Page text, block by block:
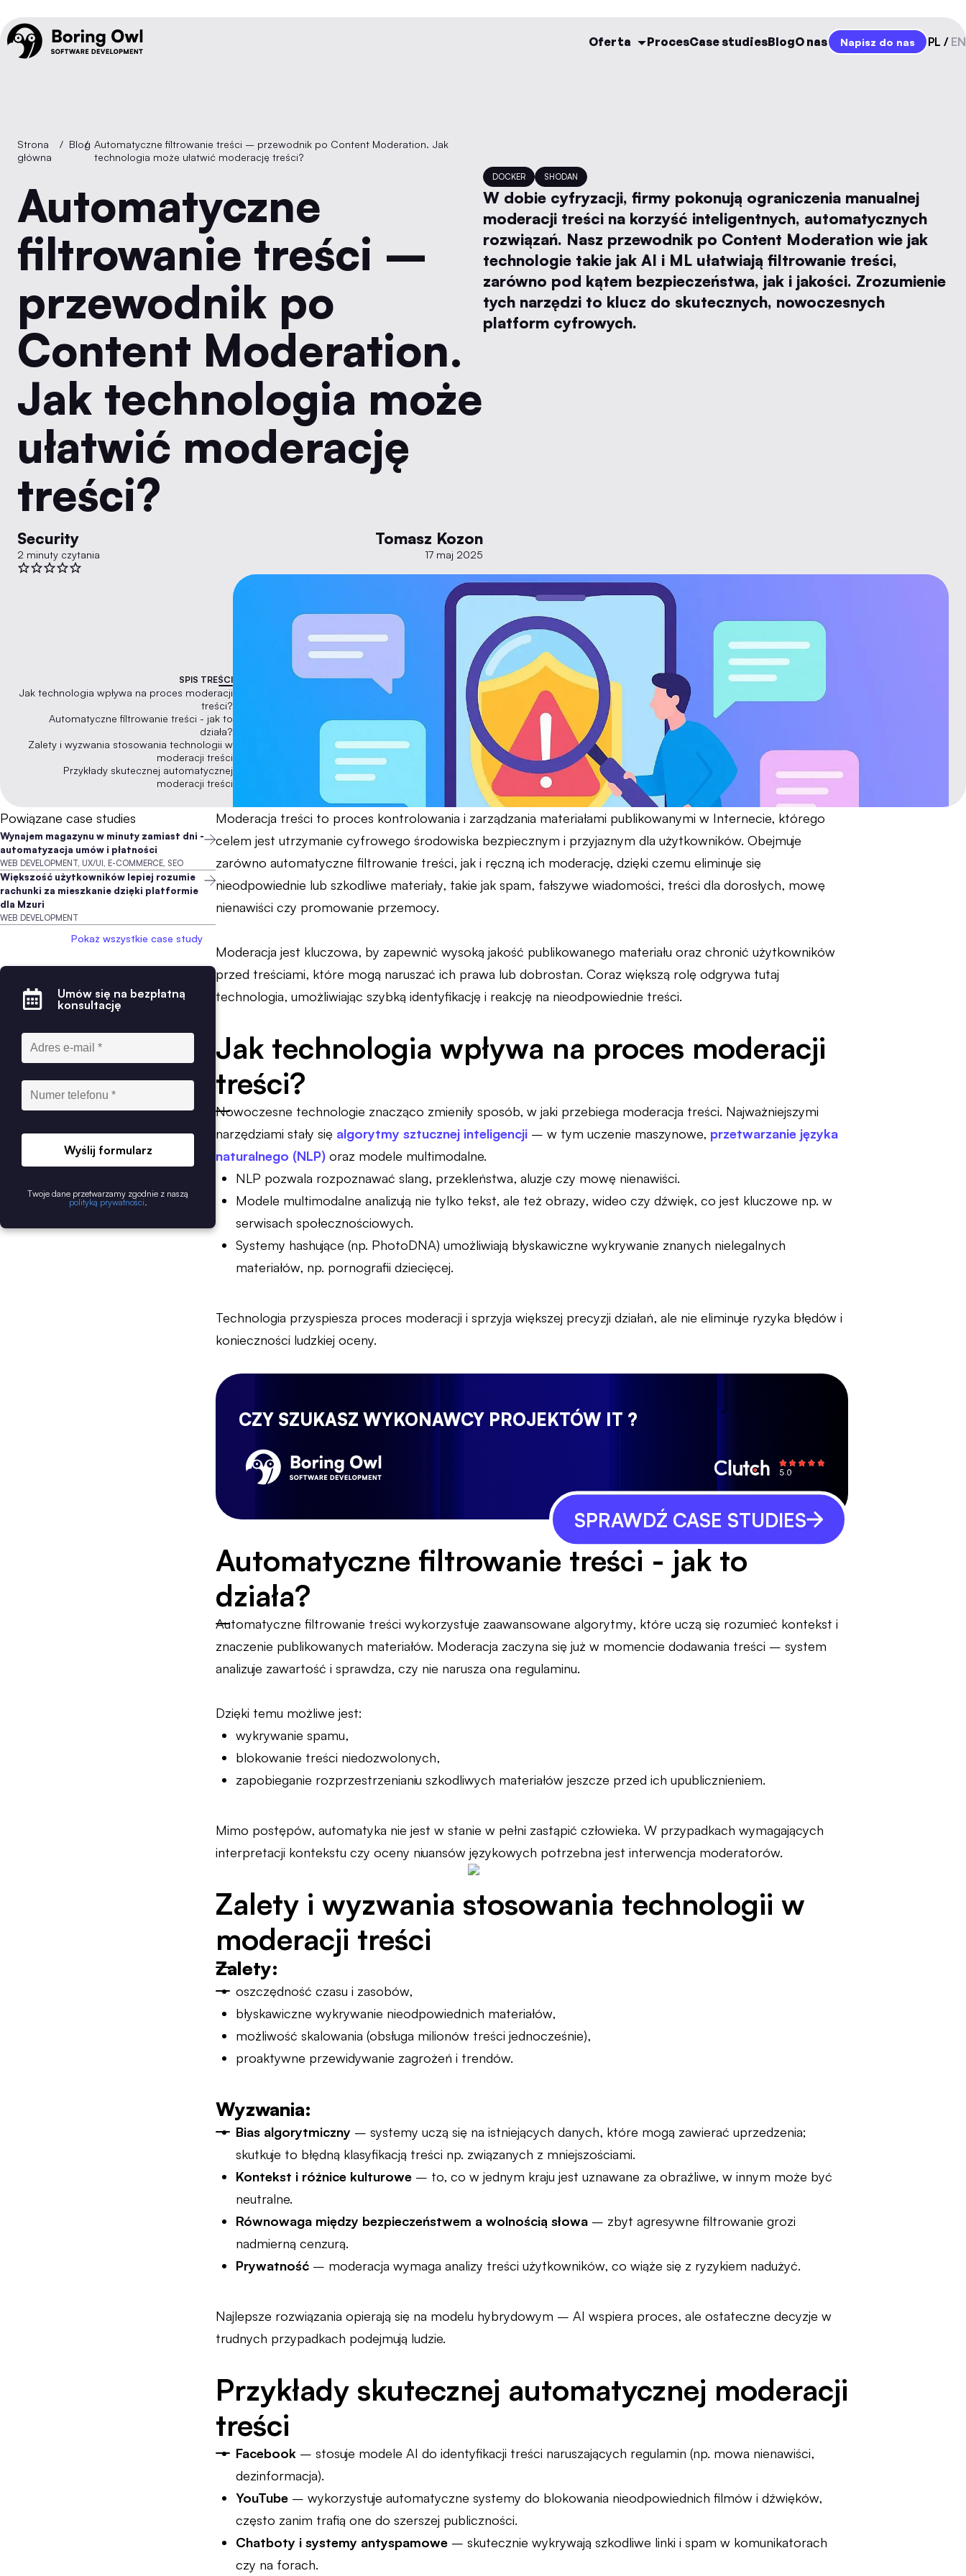
Oferta ProcesCase studiesBlogO nas Napisz do nas PL EN
Strona
główna
/ Blog
/ Automatyczne filtrowanie treści – przewodnik po Content Moderation. Jak
technologia może ułatwić moderację treści?
Automatyczne
filtrowanie treści –
przewodnik po
Content Moderation.
Jak technologia może
ułatwić moderację
treści?
Security
2 minuty czytania
Tomasz Kozon
17 maj 2025
DOCKER SHODAN
W dobie cyfryzacji, firmy pokonują ograniczenia manualnej
moderacji treści na korzyść inteligentnych, automatycznych
rozwiązań. Nasz przewodnik po Content Moderation wie jak
technologie takie jak AI i ML ułatwiają filtrowanie treści,
zarówno pod kątem bezpieczeństwa, jak i jakości. Zrozumienie
tych narzędzi to klucz do skutecznych, nowoczesnych
platform cyfrowych.
SPIS TREŚCI
Jak technologia wpływa na proces moderacji
treści?
Automatyczne filtrowanie treści - jak to
działa?
Zalety i wyzwania stosowania technologii w
moderacji treści
Przykłady skutecznej automatycznej
moderacji treści
Powiązane case studies
Wynajem magazynu w minuty zamiast dni -
automatyzacja umów i płatności
WEB DEVELOPMENT, UX/UI, E-COMMERCE, SEO
Większość użytkowników lepiej rozumie
rachunki za mieszkanie dzięki platformie
dla Mzuri
WEB DEVELOPMENT
Pokaż wszystkie case study
Umów się na bezpłatną
konsultację
Wyślij formularz
Twoje dane przetwarzamy zgodnie z naszą
polityką prywatności
Moderacja treści to proces kontrolowania i zarządzania materiałami publikowanymi w Internecie, którego
celem jest utrzymanie cyfrowego środowiska bezpiecznym i przyjaznym dla użytkowników. Obejmuje
zarówno automatyczne filtrowanie treści, jak i ręczną ich moderację, dzięki czemu eliminuje się
nieodpowiednie lub szkodliwe materiały, takie jak spam, fałszywe wiadomości, treści dla dorosłych, mowę
nienawiści czy promowanie przemocy.
Moderacja jest kluczowa, by zapewnić wysoką jakość publikowanego materiału oraz chronić użytkowników
przed treściami, które mogą naruszać ich prawa lub dobrostan. Coraz większą rolę odgrywa tutaj
technologia, umożliwiając szybką identyfikację i reakcję na nieodpowiednie treści.
Jak technologia wpływa na proces moderacji
treści?
Nowoczesne technologie znacząco zmieniły sposób, w jaki przebiega moderacja treści. Najważniejszymi
narzędziami stały się algorytmy sztucznej inteligencji – w tym uczenie maszynowe, przetwarzanie języka
naturalnego (NLP) oraz modele multimodalne.
NLP pozwala rozpoznawać slang, przekleństwa, aluzje czy mowę nienawiści.
Modele multimodalne analizują nie tylko tekst, ale też obrazy, wideo czy dźwięk, co jest kluczowe np. w
serwisach społecznościowych.
Systemy hashujące (np. PhotoDNA) umożliwiają błyskawiczne wykrywanie znanych nielegalnych
materiałów, np. pornografii dziecięcej.
Technologia przyspiesza proces moderacji i sprzyja większej precyzji działań, ale nie eliminuje ryzyka błędów i
konieczności ludzkiej oceny.
CZY SZUKASZ WYKONAWCY PROJEKTÓW IT ?
SPRAWDŹ CASE STUDIES
Automatyczne filtrowanie treści - jak to
działa?
Automatyczne filtrowanie treści wykorzystuje zaawansowane algorytmy, które uczą się rozumieć kontekst i
znaczenie publikowanych materiałów. Moderacja zaczyna się już w momencie dodawania treści – system
analizuje zawartość i sprawdza, czy nie narusza ona regulaminu.
Dzięki temu możliwe jest:
wykrywanie spamu,
blokowanie treści niedozwolonych,
zapobieganie rozprzestrzenianiu szkodliwych materiałów jeszcze przed ich upublicznieniem.
Mimo postępów, automatyka nie jest w stanie w pełni zastąpić człowieka. W przypadkach wymagających
interpretacji kontekstu czy oceny niuansów językowych potrzebna jest interwencja moderatorów.
Zalety i wyzwania stosowania technologii w
moderacji treści
Zalety:
oszczędność czasu i zasobów,
błyskawiczne wykrywanie nieodpowiednich materiałów,
możliwość skalowania (obsługa milionów treści jednocześnie),
proaktywne przewidywanie zagrożeń i trendów.
Wyzwania:
Bias algorytmiczny – systemy uczą się na istniejących danych, które mogą zawierać uprzedzenia;
skutkuje to błędną klasyfikacją treści np. związanych z mniejszościami.
Kontekst i różnice kulturowe – to, co w jednym kraju jest uznawane za obraźliwe, w innym może być
neutralne.
Równowaga między bezpieczeństwem a wolnością słowa – zbyt agresywne filtrowanie grozi
nadmierną cenzurą.
Prywatność – moderacja wymaga analizy treści użytkowników, co wiąże się z ryzykiem nadużyć.
Najlepsze rozwiązania opierają się na modelu hybrydowym – AI wspiera proces, ale ostateczne decyzje w
trudnych przypadkach podejmują ludzie.
Przykłady skutecznej automatycznej moderacji
treści
Facebook – stosuje modele AI do identyfikacji treści naruszających regulamin (np. mowa nienawiści,
dezinformacja).
YouTube – wykorzystuje automatyczne systemy do blokowania nieodpowiednich filmów i dźwięków,
często zanim trafią one do szerszej publiczności.
Chatboty i systemy antyspamowe – skutecznie wykrywają szkodliwe linki i spam w komunikatorach
czy na forach.